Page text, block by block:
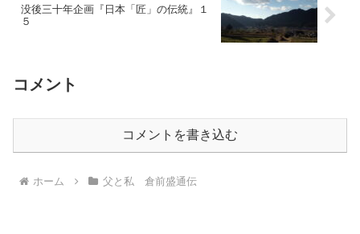
没後三十年企画『日本「匠」の伝統』１
５
コメント
コメントを書き込む
ホーム 父と私 倉前盛通伝